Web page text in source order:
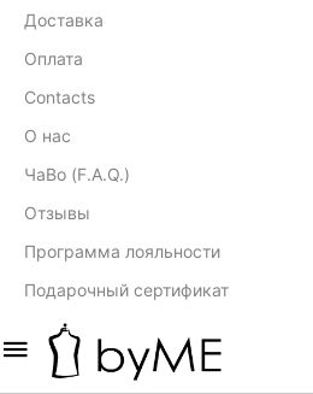
Доставка
Оплата
Contacts
О нас
ЧаВо (F.A.Q.)
Отзывы
Программа лояльности
Подарочный сертификат